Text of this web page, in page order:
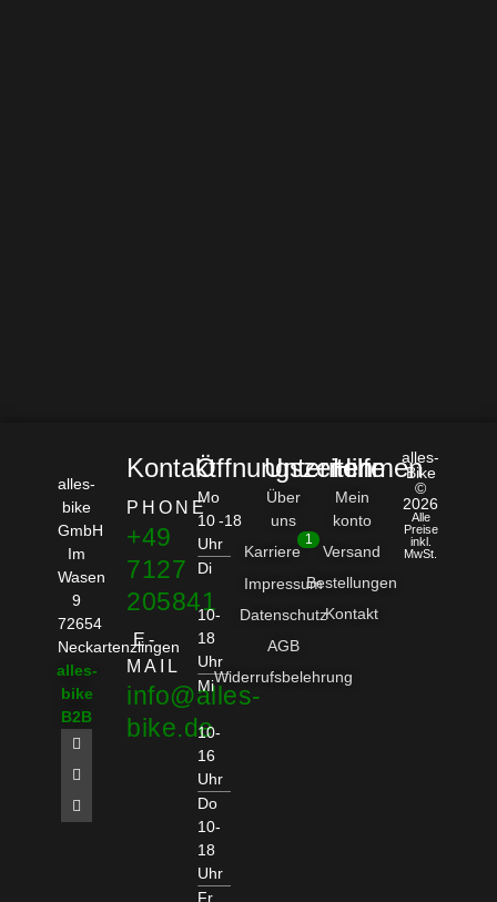
alles-
bike
GmbH
Im
Wasen
9
72654
Neckartenzlingen
alles-
bike
B2B
Kontakt
PHONE
+49
7127
205841
E-
MAIL
info@alles-
bike.de
Öffnungszeiten
Mo
10 -18
Uhr
Di
10-
18
Uhr
Mi
10-
16
Uhr
Do
10-
18
Uhr
Fr
Unternehmen
Über
uns
Karriere
1
Impressum
Datenschutz
AGB
Widerrufsbelehrung
Hilfe
Mein
konto
Versand
Bestellungen
Kontakt
alles-
Bike
©
2026
Alle
Preise
inkl.
MwSt.